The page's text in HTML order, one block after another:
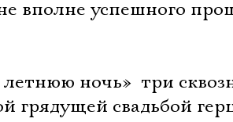
вполне успешного
летнюю ночь»  три
грядущей свадьбой